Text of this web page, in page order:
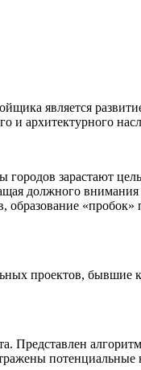
является
и архитектурного
городов зарастают
должного
образование
проектов, бывшие
Представлен
потенциальные